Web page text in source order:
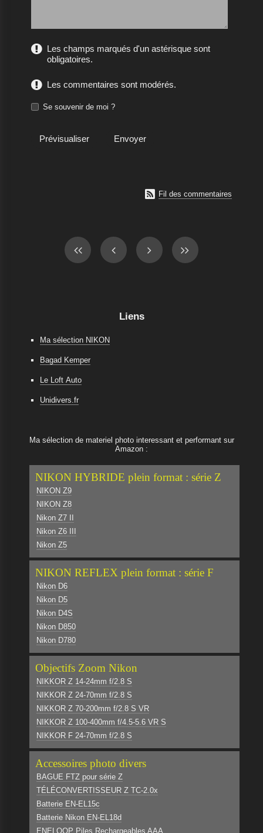
Les champs marqués d'un astérisque sont
obligatoires.
Les commentaires sont modérés.
Se souvenir de moi ?
 Fil des commentaires
Liens
Ma sélection NIKON
Bagad Kemper
Le Loft Auto
Unidivers.fr
Ma sélection de materiel photo interessant et performant sur
Amazon :
NIKON HYBRIDE plein format : série Z
NIKON Z9
NIKON Z8
Nikon Z7 II
Nikon Z6 III
Nikon Z5
NIKON REFLEX plein format : série F
Nikon D6
Nikon D5
Nikon D4S
Nikon D850
Nikon D780
Objectifs Zoom Nikon
NIKKOR Z 14-24mm f/2.8 S
NIKKOR Z 24-70mm f/2.8 S
NIKKOR Z 70-200mm f/2.8 S VR
NIKKOR Z 100-400mm f/4.5-5.6 VR S
NIKKOR F 24-70mm f/2.8 S
Accessoires photo divers
BAGUE FTZ pour série Z
TÉLÉCONVERTISSEUR Z TC-2.0x
Batterie EN-EL15c
Batterie Nikon EN-EL18d
ENELOOP Piles Rechargeables AAA